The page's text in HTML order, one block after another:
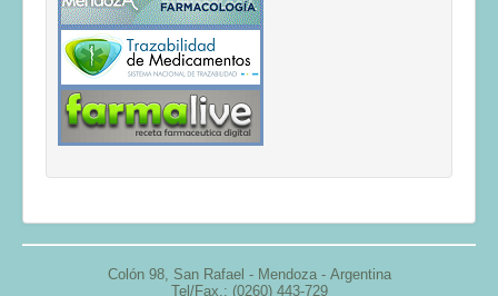
Colón 98, San Rafael - Mendoza - Argentina
Tel/Fax.: (0260) 443-729